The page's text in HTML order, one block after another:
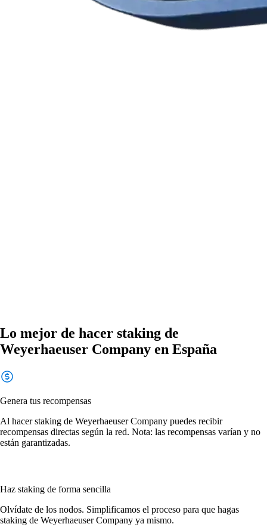
Lo mejor de hacer staking de
Weyerhaeuser Company en España
Genera tus recompensas
Al hacer staking de Weyerhaeuser Company puedes recibir
recompensas directas según la red. Nota: las recompensas varían y no
están garantizadas.
Haz staking de forma sencilla
Olvídate de los nodos. Simplificamos el proceso para que hagas
staking de Weyerhaeuser Company ya mismo.